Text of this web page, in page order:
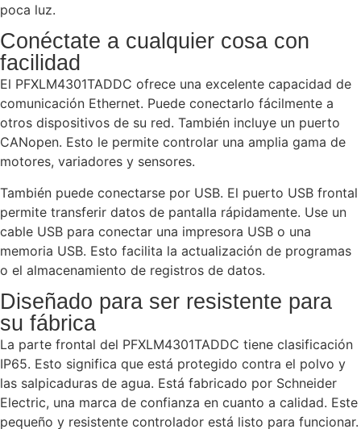
poca luz.
Conéctate a cualquier cosa con
facilidad
El PFXLM4301TADDC ofrece una excelente capacidad de
comunicación Ethernet. Puede conectarlo fácilmente a
otros dispositivos de su red. También incluye un puerto
CANopen. Esto le permite controlar una amplia gama de
motores, variadores y sensores.
También puede conectarse por USB. El puerto USB frontal
permite transferir datos de pantalla rápidamente. Use un
cable USB para conectar una impresora USB o una
memoria USB. Esto facilita la actualización de programas
o el almacenamiento de registros de datos.
Diseñado para ser resistente para
su fábrica
La parte frontal del PFXLM4301TADDC tiene clasificación
IP65. Esto significa que está protegido contra el polvo y
las salpicaduras de agua. Está fabricado por Schneider
Electric, una marca de confianza en cuanto a calidad. Este
pequeño y resistente controlador está listo para funcionar.